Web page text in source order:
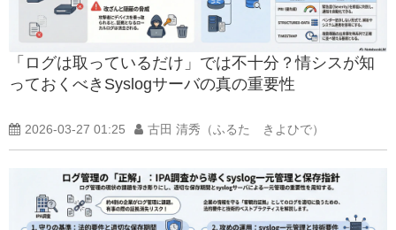
「ログは取っているだけ」では不十分？情シスが知
っておくべきSyslogサーバの真の重要性
2026-03-27 01:25 古田 清秀（ふるた きよひで）